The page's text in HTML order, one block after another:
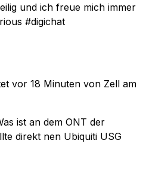
und ich freue mich immer
#digichat
vor 18 Minuten von Zell am
ist an dem ONT der
direkt nen Ubiquiti USG